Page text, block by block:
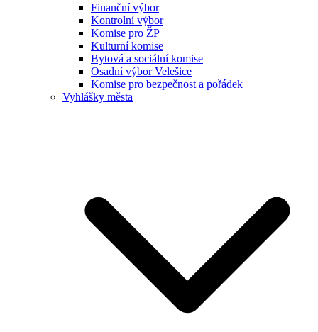
Finanční výbor
Kontrolní výbor
Komise pro ŽP
Kulturní komise
Bytová a sociální komise
Osadní výbor Velešice
Komise pro bezpečnost a pořádek
Vyhlášky města